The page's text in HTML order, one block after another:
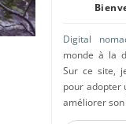
Digital
monde à la
Sur ce site,
pour adopter
améliorer